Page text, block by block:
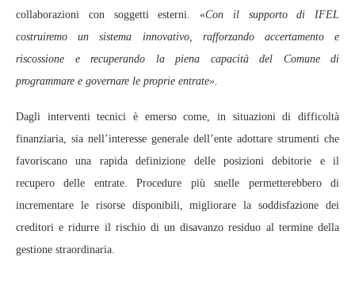
collaborazioni con soggetti esterni. «Con il supporto di IFEL
costruiremo un sistema innovativo, rafforzando accertamento e
riscossione e recuperando la piena capacità del Comune di
programmare e governare le proprie entrate».
Dagli interventi tecnici è emerso come, in situazioni di difficoltà
finanziaria, sia nell’interesse generale dell’ente adottare strumenti che
favoriscano una rapida definizione delle posizioni debitorie e il
recupero delle entrate. Procedure più snelle permetterebbero di
incrementare le risorse disponibili, migliorare la soddisfazione dei
creditori e ridurre il rischio di un disavanzo residuo al termine della
gestione straordinaria.